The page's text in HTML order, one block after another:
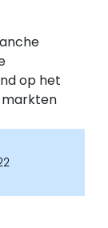
op het
markten